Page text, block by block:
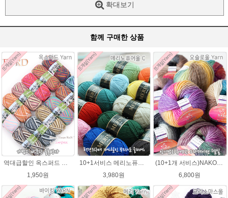
확대보기
함께 구매한 상품
역대급할인 옥스퍼드 나염뜨개실 털실
1,950원
10+1서비스 메리노퓨어울 C 손뜨개질 털실 뜨개실 블랭킷뜨기실
3,980원
(10+1개 서비스)NAKO 오슬로울 그라데이션 털실 Oslo wool 뜨개실 나코오슬로울실
6,800원